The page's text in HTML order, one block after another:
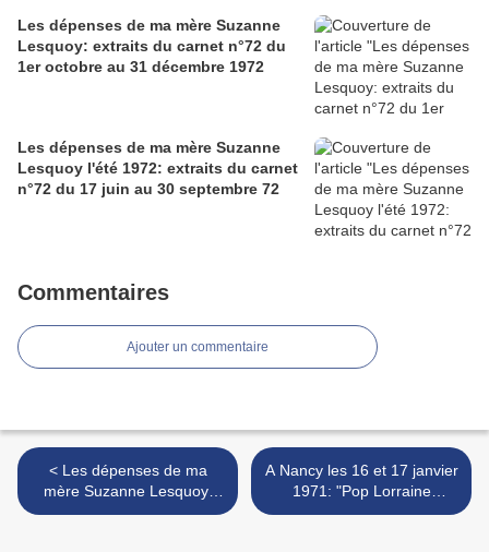
Les dépenses de ma mère Suzanne
Lesquoy: extraits du carnet n°72 du
1er octobre au 31 décembre 1972
Les dépenses de ma mère Suzanne
Lesquoy l'été 1972: extraits du carnet
n°72 du 17 juin au 30 septembre 72
Commentaires
Ajouter un commentaire
< Les dépenses de ma
mère Suzanne Lesquoy:
carnet n°37 entre février et
A Nancy les 16 et 17 janvier
1971: "Pop Lorraine
Festival" >